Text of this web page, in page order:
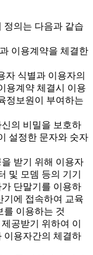
정의는 다음과 같습
이용계약을 체결한
식별과 이용자의
용계약 체결시 이용
정보원이 부여하는
의 비밀을 보호하
설정한 문자와 숫자
받기 위해 이용자
및 모뎀 등의 기기
단말기를 이용하
기에 접속하여 교육
를 이용하는 것
공받기 위하여 이
이용자간의 체결하